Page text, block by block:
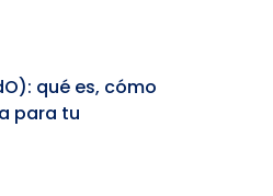
qué es, cómo
para tu